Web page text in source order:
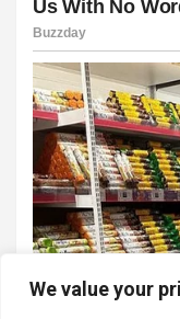
We value your